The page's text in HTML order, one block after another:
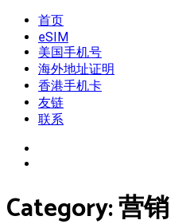
Skip
content
我是王掌柜
新闻酸菜馆|极客电台|自媒体联盟
首页
eSIM
美国手机号
海外地址证明
香港手机卡
友链
联系
Category:营销